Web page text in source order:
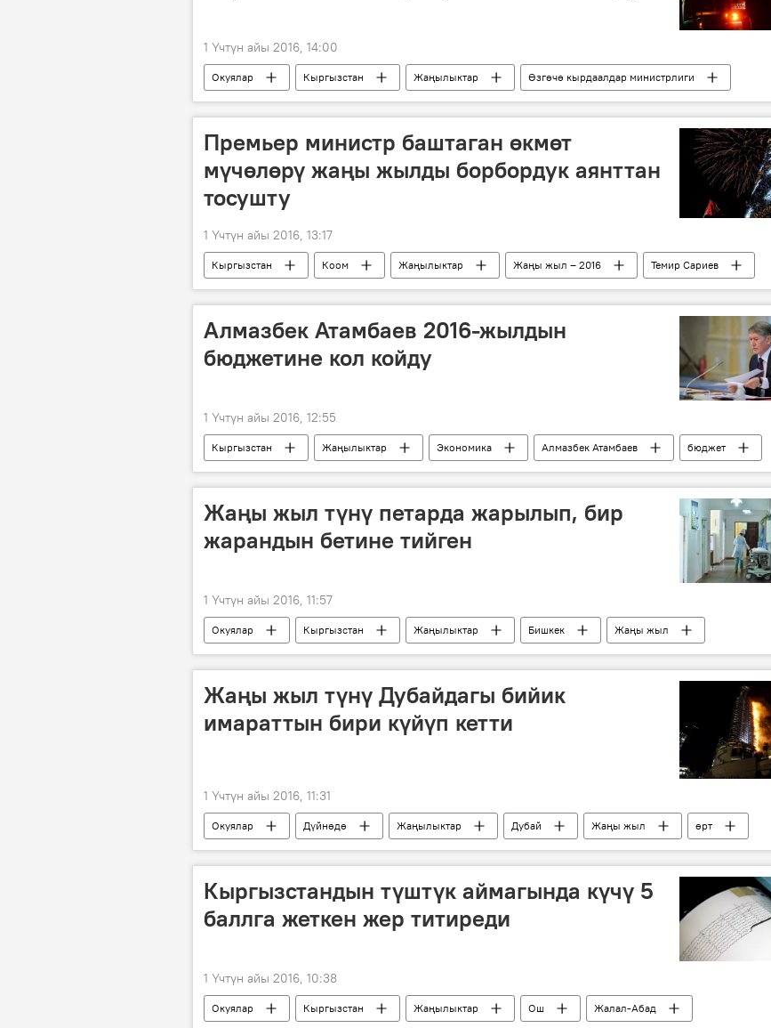
1 Үчтүн айы 2016, 14:00
Окуялар Кыргызстан Жаңылыктар
Өзгөчө кырдаалдар министрлиги
өрт
Премьер министр баштаган өкмөт
мүчөлөрү жаңы жылды борбордук аянттан
тосушту
1 Үчтүн айы 2016, 13:17
Кыргызстан Коом Жаңылыктар Жаңы жыл – 2016
Темир Сариев
Жаңы жыл
өкмөт
Алмазбек Атамбаев 2016-жылдын
бюджетине кол койду
1 Үчтүн айы 2016, 12:55
Кыргызстан Жаңылыктар Экономика Алмазбек Атамбаев бюджет
Жаңы жыл түнү петарда жарылып, бир
жарандын бетине тийген
1 Үчтүн айы 2016, 11:57
Окуялар Кыргызстан Жаңылыктар Бишкек
Жаңы жыл
тез жардам
Жаңы жыл түнү Дубайдагы бийик
имараттын бири күйүп кетти
1 Үчтүн айы 2016, 11:31
Окуялар Дүйнөдө Жаңылыктар Дубай Жаңы жыл өрт
Кыргызстандын түштүк аймагында күчү 5
баллга жеткен жер титиреди
1 Үчтүн айы 2016, 10:38
Окуялар Кыргызстан Жаңылыктар Ош
Жалал-Абад